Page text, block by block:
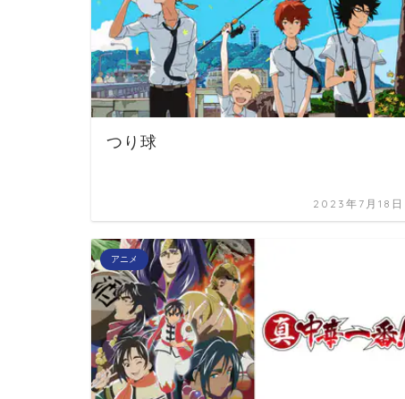
つり球
2023年7月18日
アニメ